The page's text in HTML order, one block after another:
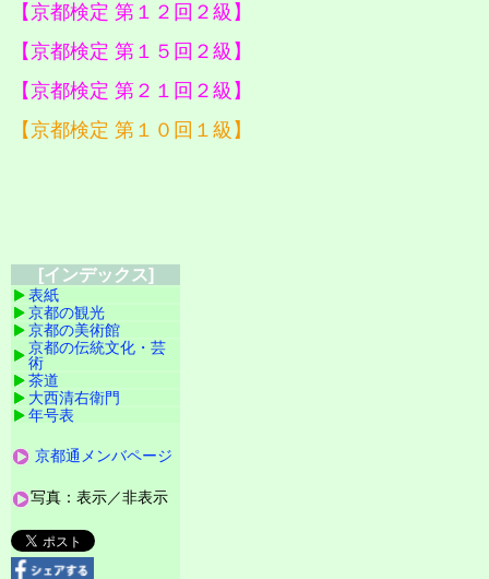
【京都検定 第１２回２級】
【京都検定 第１５回２級】
【京都検定 第２１回２級】
【京都検定 第１０回１級】
[インデックス]
表紙
京都の観光
京都の美術館
京都の伝統文化・芸
術
茶道
大西清右衛門
年号表
京都通メンバページ
写真：表示／非表示